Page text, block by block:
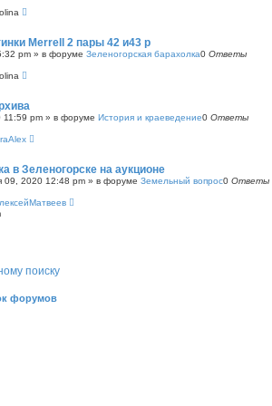
Merrell 2 пары 42 и43 р
pm » в форуме Зеленогорская барахолка0 Ответы
11:59 pm » в форуме История и краеведение0 Ответы
в Зеленогорске на аукционе
09, 2020 12:48 pm » в форуме Земельный вопрос0 Ответы
поиску
форумов